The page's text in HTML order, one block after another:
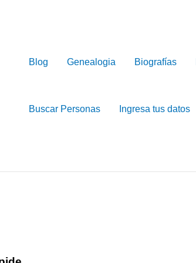
Blog Genealogia Biografías
Buscar Personas Ingresa tus datos